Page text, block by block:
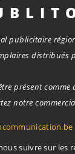
publicitaire
distribués
présent
notre
suivre sur les